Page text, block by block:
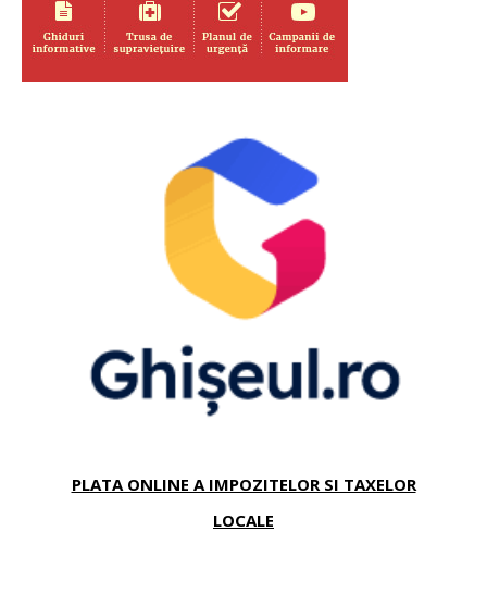
PLATA ONLINE A IMPOZITELOR SI TAXELOR
LOCALE